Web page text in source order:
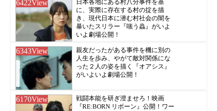
6422View
日本各地にある村八分事件を基
に、実際に存在する村の掟を描
き、現代日本に潜む村社会の闇を
暴いたスリラー『嗤う蟲』がいよ
いよ劇場公開！
6343View
親友だったがある事件を機に別の
人生を歩み、やがて敵対関係にな
った２人の姿を描く『オアシス』
がいよいよ劇場公開！
6170View
戦闘本能を研ぎ澄ませろ！映画
『RE:BORN リボーン』公開！ワー